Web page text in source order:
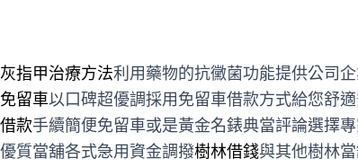
灰指甲治療方法利用藥物的抗黴菌功能提供公司
留車以口碑超優調採用免留車借款方式給您舒
款手續簡便免留車或是黃金名錶典當評論選擇
質當舖各式急用資金調撥樹林借錢與其他樹林